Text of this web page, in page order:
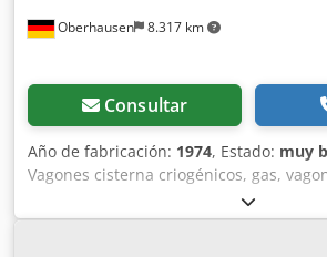
Oberhausen 8.317 km
Consultar
Año de fabricación: 1974, Estado: muy
Vagones cisterna criogénicos, gas,
cisterna, ancho de vía, CO2, dióxido de
almacenamiento. Vagones para gas
dióxido de carbono, transporte,